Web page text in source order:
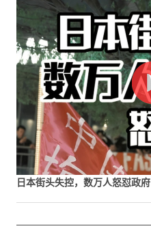
日本街头失控，数万人怒怼政府